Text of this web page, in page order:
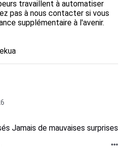
travaillent à automatiser
pas à nous contacter si vous
supplémentaire à l'avenir.
Jamais de mauvaises surprises